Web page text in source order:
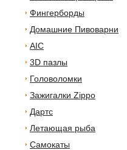
Фингерборды
Домашние Пивоварни
AIC
3D пазлы
Головоломки
Зажигалки Zippo
Дартс
Летающая рыба
Самокаты